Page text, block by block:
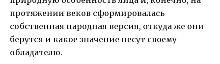
протяжении веков сформировалась
собственная народная версия, откуда же они
берутся и какое значение несут своему
обладателю.